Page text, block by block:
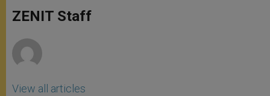
p
p
g
e
o
k
ZENIT Staff
View all articles